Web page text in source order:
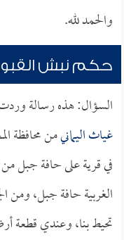
والحمد لله.
حكم نبش القبور
السؤال: هذه رسالة
غياث اليمانيمن محافظة
في قرية على حافة جبل من
الغربية حافة جبل، ومن
تحيط بنا، وعندي قطعة